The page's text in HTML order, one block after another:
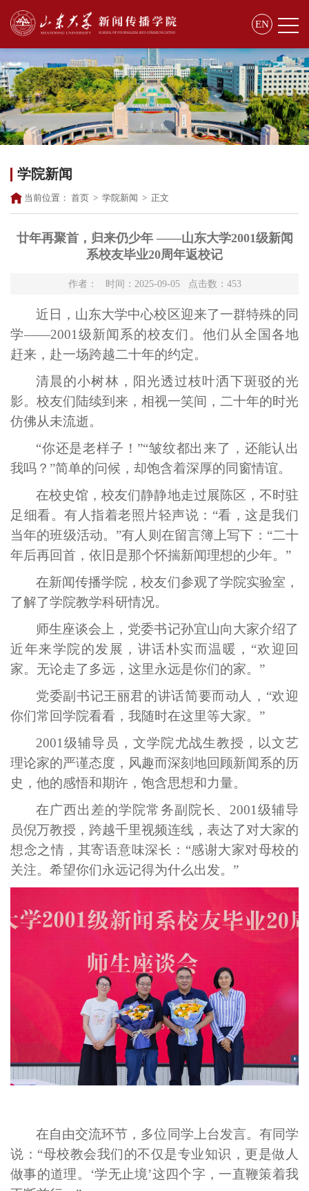
EN
学院新闻
当前位置： 首页 > 学院新闻 > 正文
廿年再聚首，归来仍少年 ——山东大学2001级新闻
系校友毕业20周年返校记
作者： 时间：2025-09-05 点击数： 453
近日，山东大学中心校区迎来了一群特殊的同
学——2001级新闻系的校友们。他们从全国各地
赶来，赴一场跨越二十年的约定。
清晨的小树林，阳光透过枝叶洒下斑驳的光
影。校友们陆续到来，相视一笑间，二十年的时光
仿佛从未流逝。
“你还是老样子！”“皱纹都出来了，还能认出
我吗？”简单的问候，却饱含着深厚的同窗情谊。
在校史馆，校友们静静地走过展陈区，不时驻
足细看。有人指着老照片轻声说：“看，这是我们
当年的班级活动。”有人则在留言簿上写下：“二十
年后再回首，依旧是那个怀揣新闻理想的少年。”
在新闻传播学院，校友们参观了学院实验室，
了解了学院教学科研情况。
师生座谈会上，党委书记孙宜山向大家介绍了
近年来学院的发展，讲话朴实而温暖，“欢迎回
家。无论走了多远，这里永远是你们的家。”
党委副书记王丽君的讲话简要而动人，“欢迎
你们常回学院看看，我随时在这里等大家。”
2001级辅导员，文学院尤战生教授，以文艺
理论家的严谨态度，风趣而深刻地回顾新闻系的历
史，他的感悟和期许，饱含思想和力量。
在广西出差的学院常务副院长、2001级辅导
员倪万教授，跨越千里视频连线，表达了对大家的
想念之情，其寄语意味深长：“感谢大家对母校的
关注。希望你们永远记得为什么出发。”
在自由交流环节，多位同学上台发言。有同学
说：“母校教会我们的不仅是专业知识，更是做人
做事的道理。‘学无止境’这四个字，一直鞭策着我